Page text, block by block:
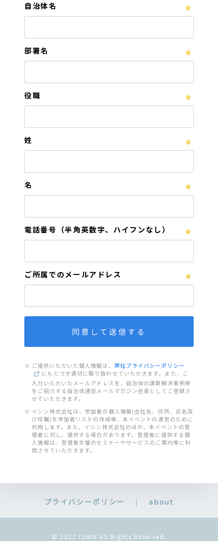
自治体名
部署名
役職
姓
名
電話番号（半角英数字、ハイフンなし）
ご所属でのメールアドレス
※ ご提供いただいた個人情報は、 弊社プライバシーポリシー
にもとづき適切に取り扱わせていただきます。また、ご
入力いただいたメールアドレスを、自治体の課題解決事例等
をご紹介する自治体通信メールマガジン会員としてご登録さ
せていただきます。
※ イシン株式会社は、参加者の個人情報(会社名、住所、氏名及
び役職)を参加者リストの作成等、本イベントの運営のために
利用します。また、イシン株式会社のほか、本イベントの登
壇者に対し、提供する場合があります。登壇者に提供する個
人情報は、登壇者主催のセミナーやサービスのご案内等に利
用させていただきます。
プライバシーポリシー |about
© 2022 ISHIN All Rights Reserved.